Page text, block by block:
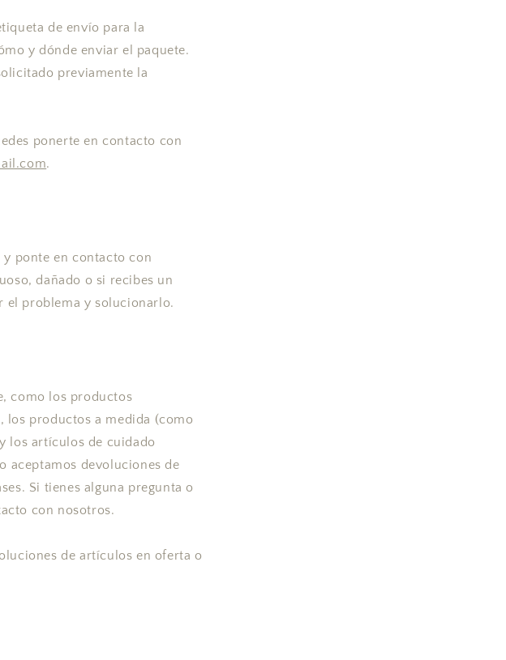
de envío para la
y dónde enviar el paquete.
previamente la
ponerte en contacto con
.
ponte en contacto con
dañado o si recibes un
el problema y solucionarlo.
como los productos
los productos a medida (como
los artículos de cuidado
aceptamos devoluciones de
Si tienes alguna pregunta o
con nosotros.
de artículos en oferta o